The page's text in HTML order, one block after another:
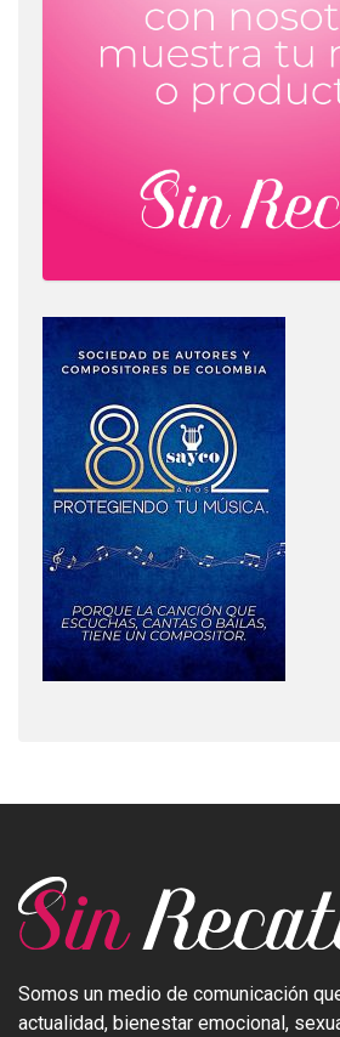
Somos un medio de comunicación
actualidad, bienestar emocional,